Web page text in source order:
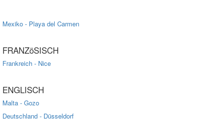
Mexiko - Playa del Carmen
FRANZöSISCH
Frankreich - Nice
ENGLISCH
Malta - Gozo
Deutschland - Düsseldorf